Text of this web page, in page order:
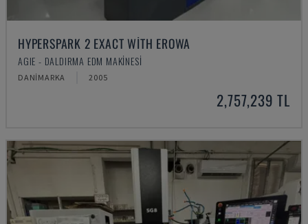
HYPERSPARK 2 EXACT WITH EROWA
AGIE - DALDIRMA EDM MAKINESI
DANIMARKA 2005
2,757,239 TL